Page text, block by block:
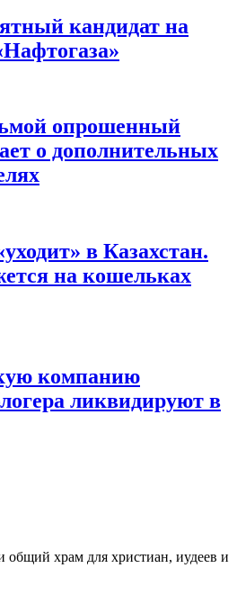
кандидат на
опрошенный
о дополнительных
в Казахстан.
на кошельках
компанию
ликвидируют в
общий храм для христиан, иудеев и